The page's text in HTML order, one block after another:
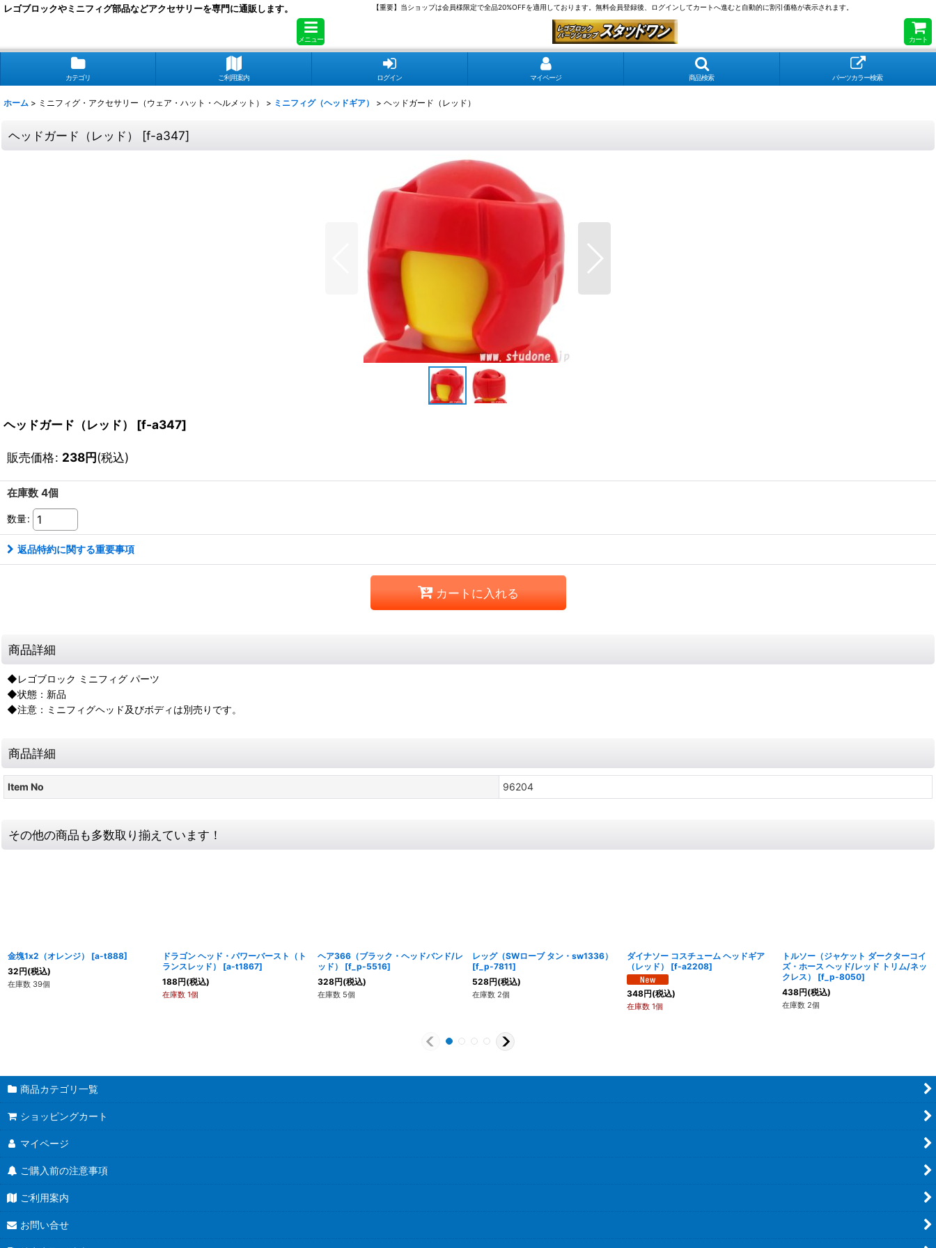
レゴブロックやミニフィグ部品などアクセサリーを専門に通販します。 【重要】当ショップは会員様限定で全品20%OFFを適用しております。無料会員登録後、ログインしてカートへ進むと自動的に割引価格が表示されます。
メニュー カート
カテゴリ ご利用案内 ログイン マイページ 商品検索 パーツカラー検索
ホーム > ミニフィグ・アクセサリー（ウェア・ハット・ヘルメット） > ミニフィグ（ヘッドギア） > ヘッドガード（レッド）
ヘッドガード（レッド） [f-a347]
ヘッドガード（レッド） [f-a347]
販売価格: 238円(税込)
在庫数 4個
数量:
返品特約に関する重要事項
カートに入れる
商品詳細
◆レゴブロック ミニフィグ パーツ
◆状態：新品
◆注意：ミニフィグヘッド及びボディは別売りです。
商品詳細
Item No 96204
その他の商品も多数取り揃えています！
金塊1x2（オレンジ） [a-t888]
32円(税込)
在庫数 39個
ドラゴン ヘッド・パワーバースト（ト
ランスレッド）
[a-t1867]
188円(税込)
在庫数 1個
ヘア366（ブラック・ヘッドバンド/レ
ッド）
[f_p-5516]
328円(税込)
在庫数 5個
レッグ（SWローブ タン・sw1336）
[f_p-7811]
528円(税込)
在庫数 2個
ダイナソー コスチューム ヘッドギア
（レッド）
[f-a2208]
348円(税込)
在庫数 1個
トルソー（ジャケット ダークターコイ
ズ・ホース ヘッド/レッド トリム/ネッ
クレス）
[f_p-8050]
438円(税込)
在庫数 2個
商品カテゴリ一覧
ショッピングカート
マイページ
ご購入前の注意事項
ご利用案内
お問い合せ